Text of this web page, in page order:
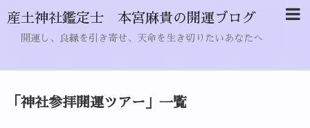
産土神社鑑定士 本宮麻貴の開運ブログ
開運し、良縁を引き寄せ、天命を生き切りたいあなたへ
「 神社参拝開運ツアー 一覧